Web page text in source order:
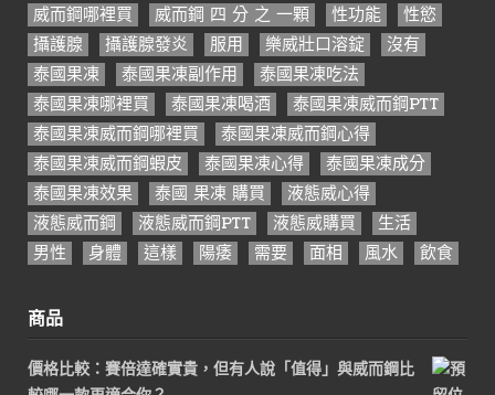
威而鋼哪裡買
威而鋼 四 分 之 一顆 性功能
性慾
攝護腺
攝護腺發炎 服用 樂威壯口溶錠
沒有
泰國果凍
泰國果凍副作用
泰國果凍吃法
泰國果凍哪裡買
泰國果凍喝酒
泰國果凍威而鋼PTT
泰國果凍威而鋼哪裡買
泰國果凍威而鋼心得
泰國果凍威而鋼蝦皮
泰國果凍心得
泰國果凍成分
泰國果凍效果
泰國 果凍 購買
液態威心得
液態威而鋼
液態威而鋼PTT 液態威購買
生活
男性
身體 這樣 陽痿 需要 面相 風水 飲食
商品
價格比較：賽倍達確實貴，但有人說「值得」與威而鋼比